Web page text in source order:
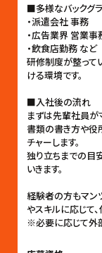
■多様なバックグ
・派遣会社 事務
・広告業界 営業事
・飲食店勤務 など
研修制度が整って
ける環境です。
■入社後の流れ
まずは先輩社員が
書類の書き方や役
チャーします。
独り立ちまでの目
いきます。
経験者の方もマン
やスキルに応じて
※必要に応じて外